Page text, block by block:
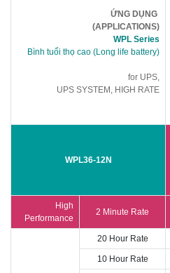
ỨNG DỤNG
(APPLICATIONS)
WPL Series
Bình tuổi thọ cao (Long life battery)
for UPS,
UPS SYSTEM, HIGH RATE
WPL36-12N
High
Performance
2 Minute Rate
20 Hour Rate
10 Hour Rate